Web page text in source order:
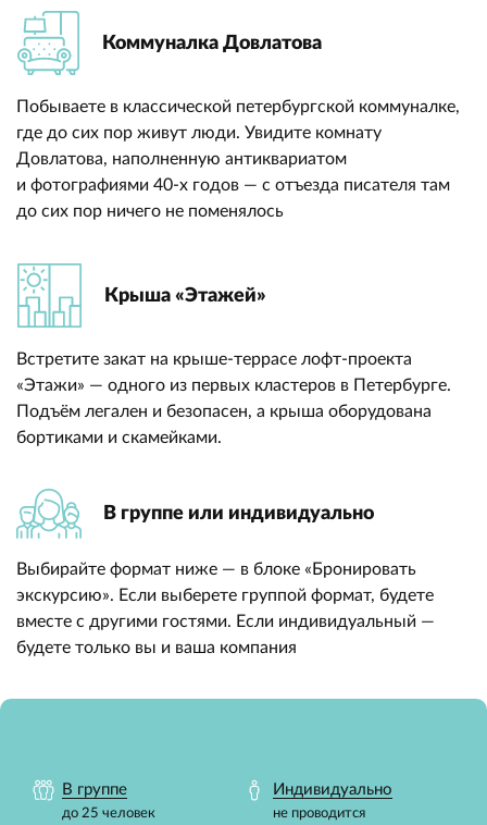
Коммуналка Довлатова
Побываете в классической петербургской коммуналке,
где до сих пор живут люди. Увидите комнату
Довлатова, наполненную антиквариатом
и фотографиями 40-х годов — с отъезда писателя там
до сих пор ничего не поменялось
Крыша «Этажей»
Встретите закат на крыше-террасе лофт-проекта
«Этажи» — одного из первых кластеров в Петербурге.
Подъём легален и безопасен, а крыша оборудована
бортиками и скамейками.
В группе или индивидуально
Выбирайте формат ниже — в блоке «Бронировать
экскурсию». Если выберете группой формат, будете
вместе с другими гостями. Если индивидуальный —
будете только вы и ваша компания
В группе
до 25 человек
Индивидуально
не проводится